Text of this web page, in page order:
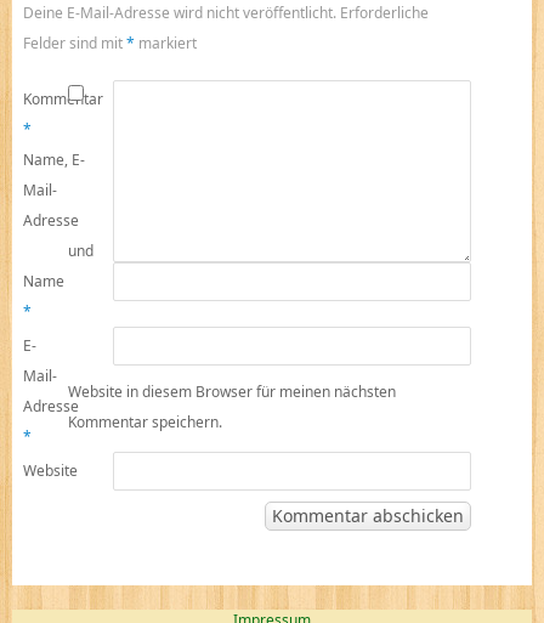
Deine E-Mail-Adresse wird nicht veröffentlicht. Erforderliche
Felder sind mit* markiert
Kommentar
*
Name
*
E-
Mail-
Adresse
*
Website
Name, E-
Mail-
Adresse
und
Website in diesem Browser für meinen nächsten
Kommentar speichern.